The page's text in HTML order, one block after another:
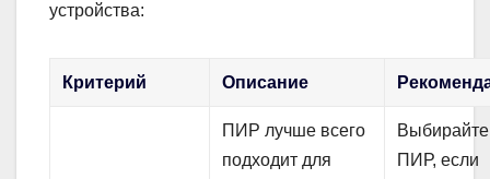
устройства:
Критерий Описание
ПИР лучше всего
подходит для
Выбирайте
ПИР, если